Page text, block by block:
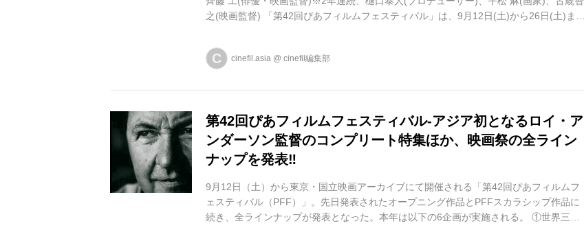
之(映画監督) 「第42回ぴあフィルムフェスティバル」は、9月12日(土)から26日(土)ま
温、換気を徹底し、定員数を約3分の1に制限し、ソーシャル・ディスタンスを確保して
実施いたします。映画祭のメインプログラムであるコンペティション部門「PFF アワー
C cinefil.asia @ cinefil編集部
第42回ぴあフィルムフェスティバル-アジア初となるロイ・ア
ンダーソン監督のコンプリート特集ほか、映画祭の全ライン
ナップを発表‼︎
9月12日（土）から東京・国立映画アーカイブにて開催される「第42回ぴあフィルムフ
ェスティバル（PFF）」。先日発表されたオープニング作品とPFFスカラシップ作品に
続き、全ラインナップが発表となった。本年は以下の6企画が実施される。 ①世界三大